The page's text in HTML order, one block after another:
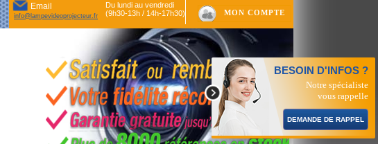
Email
info@lampevideoprojecteur.fr
Du lundi au vendredi
(9h30-13h / 14h-17h30)
MON COMPTE
BESOIN D'INFOS ?
Notre spécialiste
vous rappelle
DEMANDE DE RAPPEL